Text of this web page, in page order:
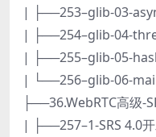
| ├──253–glib-03-
| ├──254–glib-04-
| ├──255–glib-05-
| └──256–glib-06-
├──36.WebRTC高级-
| ├──257–1-SRS 4.0